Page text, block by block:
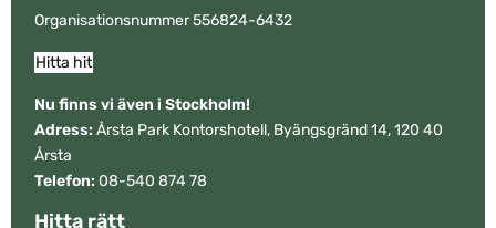
Organisationsnummer 556824-6432
Hitta hit
Nu finns vi även i Stockholm!
Adress: Årsta Park Kontorshotell, Byängsgränd 14, 120 40
Årsta
Telefon: 08-540 874 78
Hitta rätt